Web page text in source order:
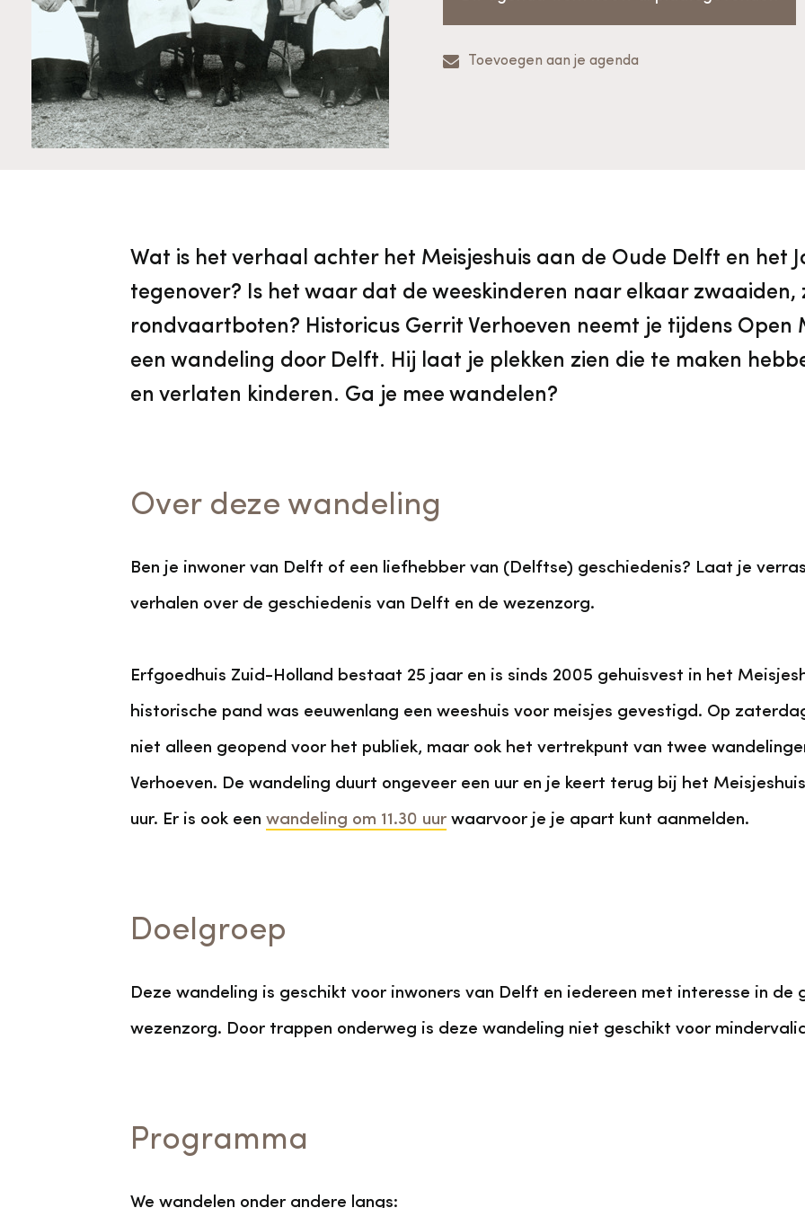
Downloads en nieuwsbrieven
Digitale toegankelijkheid
Pers
Cultureel Erfgoed
vrijwilligers
Diensten Aanvraagformulier
Organisatie Onze medewerkers
Toevoegen aan je agenda
Wat is het verhaal achter het Meisjeshuis aan de Oude Delft en het
tegenover? Is het waar dat de weeskinderen naar elkaar zwaaiden,
rondvaartboten? Historicus Gerrit Verhoeven neemt je tijdens Open
een wandeling door Delft. Hij laat je plekken zien die te maken
en verlaten kinderen. Ga je mee wandelen?
Over deze wandeling
Ben je inwoner van Delft of een liefhebber van (Delftse) geschiedenis? Laat je
verhalen over de geschiedenis van Delft en de wezenzorg.
Erfgoedhuis Zuid-Holland bestaat 25 jaar en is sinds 2005 gehuisvest in het
historische pand was eeuwenlang een weeshuis voor meisjes gevestigd. Op
niet alleen geopend voor het publiek, maar ook het vertrekpunt van twee
Verhoeven. De wandeling duurt ongeveer een uur en je keert terug bij het
uur. Er is ook een wandeling om 11.30 uurwaarvoor je je apart kunt aanmelden.
Doelgroep
Deze wandeling is geschikt voor inwoners van Delft en iedereen met interesse in de
wezenzorg. Door trappen onderweg is deze wandeling niet geschikt voor
Programma
We wandelen onder andere langs: